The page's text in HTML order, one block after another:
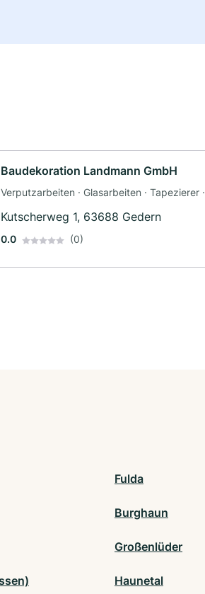
Baudekoration Landmann GmbH
Verputzarbeiten · Glasarbeiten · Tapezierer ·
Fassadenarbeiten · Dämmung
Kutscherweg 1, 63688 Gedern
0.0 (0)
Fulda
Burghaun
Großenlüder
Haunetal